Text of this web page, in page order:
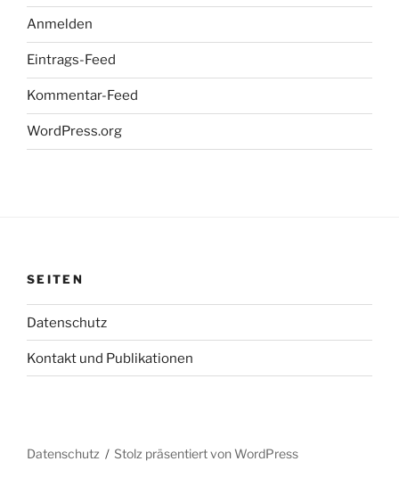
Anmelden
Eintrags-Feed
Kommentar-Feed
WordPress.org
SEITEN
Datenschutz
Kontakt und Publikationen
Datenschutz Stolz präsentiert von WordPress